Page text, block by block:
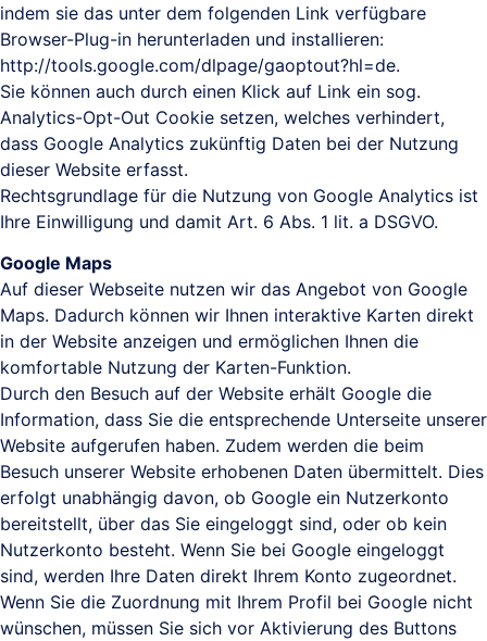
indem sie das unter dem folgenden Link verfügbare
Browser-Plug-in herunterladen und installieren:
http://tools.google.com/dlpage/gaoptout?hl=de.
Sie können auch durch einen Klick auf Link ein sog.
Analytics-Opt-Out Cookie setzen, welches verhindert,
dass Google Analytics zukünftig Daten bei der Nutzung
dieser Website erfasst.
Rechtsgrundlage für die Nutzung von Google Analytics ist
Ihre Einwilligung und damit Art. 6 Abs. 1 lit. a DSGVO.
Google Maps
Auf dieser Webseite nutzen wir das Angebot von Google
Maps. Dadurch können wir Ihnen interaktive Karten direkt
in der Website anzeigen und ermöglichen Ihnen die
komfortable Nutzung der Karten-Funktion.
Durch den Besuch auf der Website erhält Google die
Information, dass Sie die entsprechende Unterseite unserer
Website aufgerufen haben. Zudem werden die beim
Besuch unserer Website erhobenen Daten übermittelt. Dies
erfolgt unabhängig davon, ob Google ein Nutzerkonto
bereitstellt, über das Sie eingeloggt sind, oder ob kein
Nutzerkonto besteht. Wenn Sie bei Google eingeloggt
sind, werden Ihre Daten direkt Ihrem Konto zugeordnet.
Wenn Sie die Zuordnung mit Ihrem Profil bei Google nicht
wünschen, müssen Sie sich vor Aktivierung des Buttons